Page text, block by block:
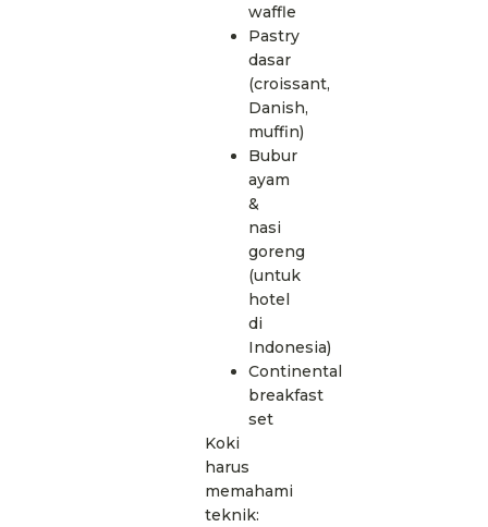
waffle
Pastry
dasar
(croissant,
Danish,
muffin)
Bubur
ayam
&
nasi
goreng
(untuk
hotel
di
Indonesia)
Continental
breakfast
set
Koki
harus
memahami
teknik: